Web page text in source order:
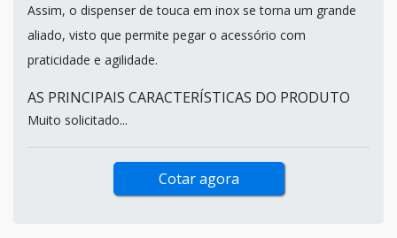
Assim, o dispenser de touca em inox se torna um grande
aliado, visto que permite pegar o acessório com
praticidade e agilidade.
AS PRINCIPAIS CARACTERÍSTICAS DO PRODUTO
Muito solicitado...
Cotar agora